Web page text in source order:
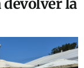
devolver la